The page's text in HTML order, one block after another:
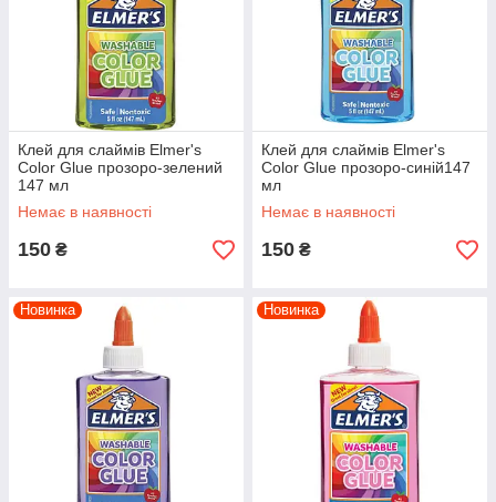
Клей для слаймів Elmer's
Color Glue прозоро-зелений
147 мл
Немає в наявності
150 ₴
Клей для слаймів Elmer's
Color Glue прозоро-синій147
мл
Немає в наявності
150 ₴
Новинка Новинка